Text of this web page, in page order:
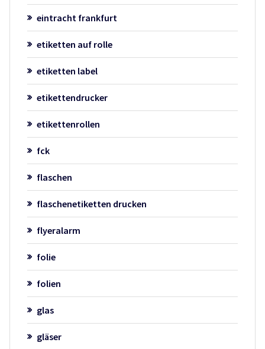
eintracht frankfurt
etiketten auf rolle
etiketten label
etikettendrucker
etikettenrollen
fck
flaschen
flaschenetiketten drucken
flyeralarm
folie
folien
glas
gläser